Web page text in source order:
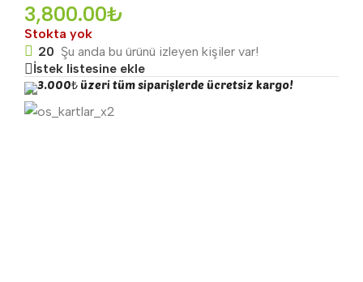
3,800.00₺
Stokta yok
20 Şu anda bu ürünü izleyen kişiler var!
İstek listesine ekle
3.000₺ üzeri tüm siparişlerde ücretsiz kargo!